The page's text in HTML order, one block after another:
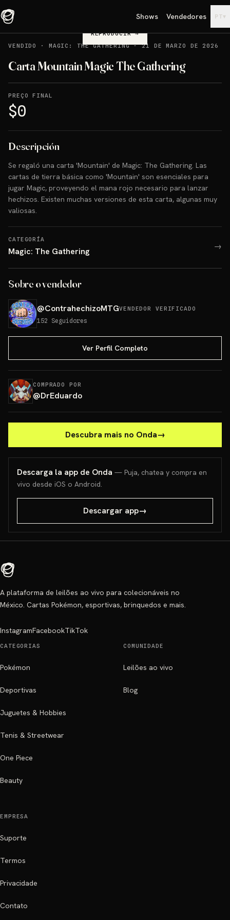
Shows Vendedores PT▾
REPRODUCIR→
VENDIDO
· MAGIC: THE GATHERING·21 DE MARZO DE 2026
Carta Mountain Magic The Gathering
PREÇO FINAL
$0
Descripción
Se regaló una carta 'Mountain' de Magic: The Gathering. Las
cartas de tierra básica como 'Mountain' son esenciales para
jugar Magic, proveyendo el mana rojo necesario para lanzar
hechizos. Existen muchas versiones de esta carta, algunas muy
valiosas.
CATEGORÍA
Magic: The Gathering →
Sobre o vendedor
@ContrahechizoMTGVENDEDOR VERIFICADO
152 Seguidores
Ver Perfil Completo
COMPRADO POR
@DrEduardo
Descubra mais no Onda→
Descarga la app de Onda — Puja, chatea y compra en
vivo desde iOS o Android.
Descargar app→
A plataforma de leilões ao vivo para colecionáveis no
México. Cartas Pokémon, esportivas, brinquedos e mais.
InstagramFacebookTikTok
CATEGORIAS
Pokémon
Deportivas
Juguetes & Hobbies
Tenis & Streetwear
One Piece
Beauty
COMUNIDADE
Leilões ao vivo
Blog
EMPRESA
Suporte
Termos
Privacidade
Contato